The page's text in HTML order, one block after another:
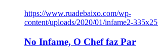
https://www.ruadebaixo.com/wp-
content/uploads/2020/01/infame2-
No Infame, O Chef faz Par